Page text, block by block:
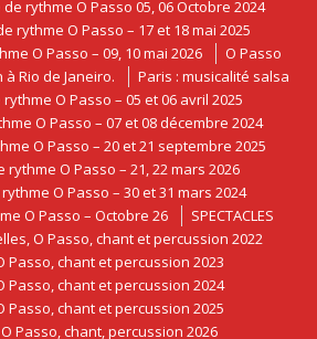
rythme O Passo 05, 06 Octobre 2024
rythme O Passo – 17 et 18 mai 2025
O Passo – 09, 10 mai 2026
O Passo
Rio de Janeiro.
Paris : musicalité salsa
O Passo – 05 et 06 avril 2025
O Passo – 07 et 08 décembre 2024
O Passo – 20 et 21 septembre 2025
rythme O Passo – 21, 22 mars 2026
O Passo – 30 et 31 mars 2024
O Passo – Octobre 26
SPECTACLES
O Passo, chant et percussion 2022
Passo, chant et percussion 2023
Passo, chant et percussion 2024
Passo, chant et percussion 2025
O Passo, chant, percussion 2026